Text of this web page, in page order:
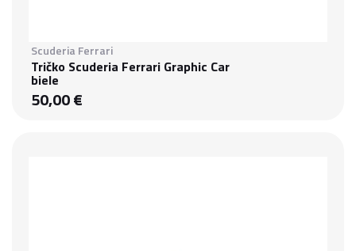
Scuderia Ferrari
Tričko Scuderia Ferrari Graphic Car
biele
50,00 €